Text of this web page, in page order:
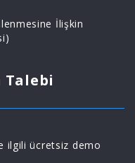
İlişkin
Talebi
ilgili ücretsiz demo